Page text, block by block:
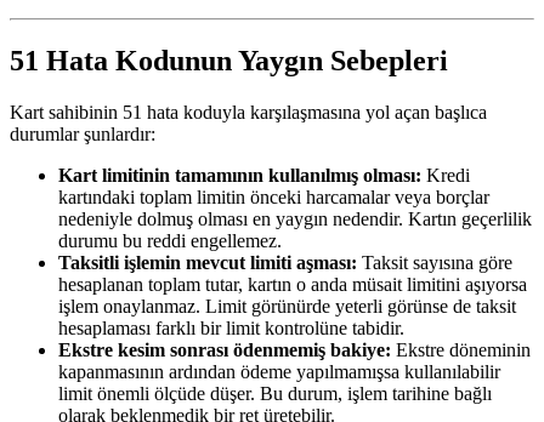
51 Hata Kodunun Yaygın Sebepleri
Kart sahibinin 51 hata koduyla karşılaşmasına yol açan başlıca
durumlar şunlardır:
Kart limitinin tamamının kullanılmış olması: Kredi
kartındaki toplam limitin önceki harcamalar veya borçlar
nedeniyle dolmuş olması en yaygın nedendir. Kartın geçerlilik
durumu bu reddi engellemez.
Taksitli işlemin mevcut limiti aşması: Taksit sayısına göre
hesaplanan toplam tutar, kartın o anda müsait limitini aşıyorsa
işlem onaylanmaz. Limit görünürde yeterli görünse de taksit
hesaplaması farklı bir limit kontrolüne tabidir.
Ekstre kesim sonrası ödenmemiş bakiye: Ekstre döneminin
kapanmasının ardından ödeme yapılmamışsa kullanılabilir
limit önemli ölçüde düşer. Bu durum, işlem tarihine bağlı
olarak beklenmedik bir ret üretebilir.